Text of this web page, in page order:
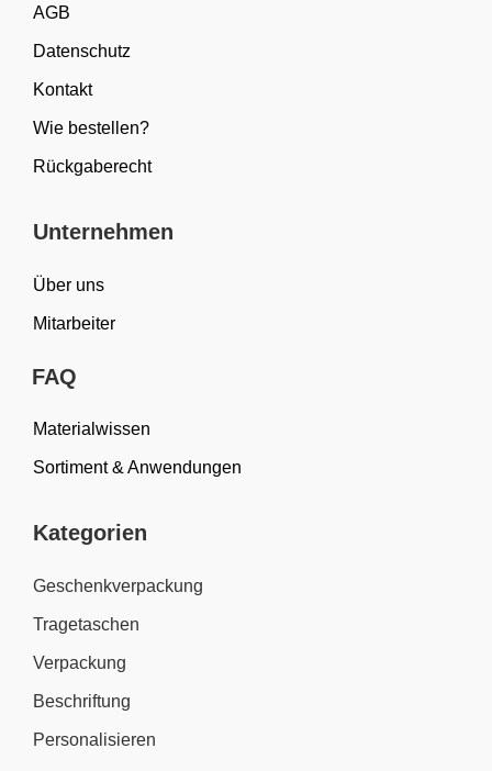
AGB
Datenschutz
Kontakt
Wie bestellen?
Rückgaberecht
Unternehmen
Über uns
Mitarbeiter
FAQ
Materialwissen
Sortiment & Anwendungen
Kategorien
Geschenkverpackung
Tragetaschen
Verpackung
Beschriftung
Personalisieren